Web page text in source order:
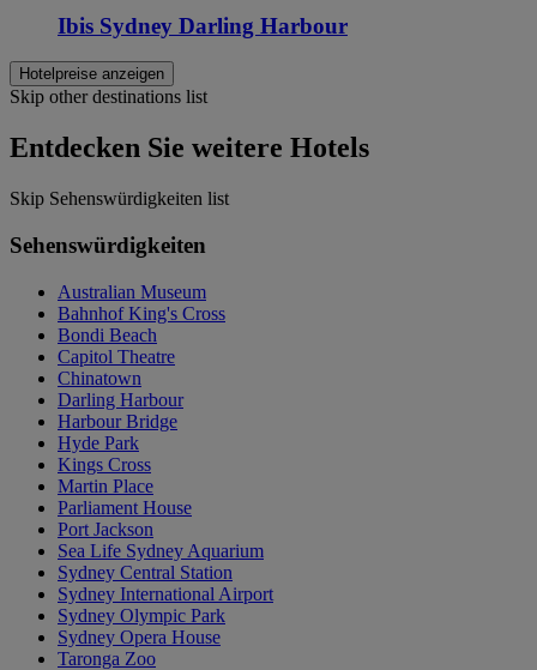
Ibis Sydney Darling Harbour
Hotelpreise anzeigen
Skip other destinations list
Entdecken Sie weitere Hotels
Skip Sehenswürdigkeiten list
Sehenswürdigkeiten
Australian Museum
Bahnhof King's Cross
Bondi Beach
Capitol Theatre
Chinatown
Darling Harbour
Harbour Bridge
Hyde Park
Kings Cross
Martin Place
Parliament House
Port Jackson
Sea Life Sydney Aquarium
Sydney Central Station
Sydney International Airport
Sydney Olympic Park
Sydney Opera House
Taronga Zoo